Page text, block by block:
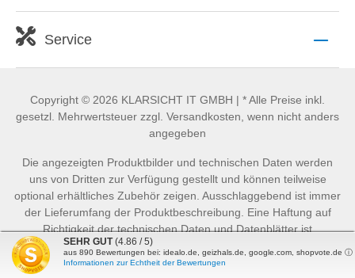
Service
Copyright © 2026 KLARSICHT IT GMBH | * Alle Preise inkl.
gesetzl. Mehrwertsteuer zzgl. Versandkosten, wenn nicht anders
angegeben
Die angezeigten Produktbilder und technischen Daten werden
uns von Dritten zur Verfügung gestellt und können teilweise
optional erhältliches Zubehör zeigen. Ausschlaggebend ist immer
der Lieferumfang der Produktbeschreibung. Eine Haftung auf
Richtigkeit der technischen Daten und Datenblätter ist
ausgeschlossen.
SEHR GUT (4.86 / 5)
aus 890 Bewertungen bei: idealo.de, geizhals.de, google.com, shopvote.de ⓘ
Informationen zur Echtheit der Bewertungen